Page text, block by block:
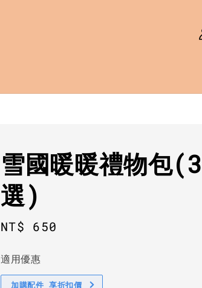
雪國暖暖禮物包
選)
Regular
NT$ 650
適用優惠
加購配件 享折扣價